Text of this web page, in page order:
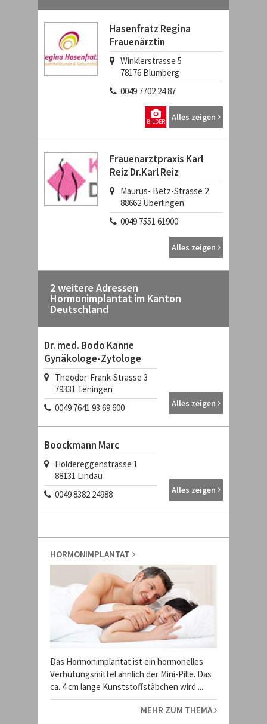
Hasenfratz Regina
Frauenärztin
Winklerstrasse 5
78176 Blumberg
0049 7702 24 87
Alles zeigen
BILDER
Frauenarztpraxis Karl
Reiz Dr.Karl Reiz
Maurus- Betz-Strasse 2
88662 Überlingen
0049 7551 61900
Alles zeigen
2 weitere Adressen
Hormonimplantat im Kanton
Deutschland
Dr. med. Bodo Kanne
Gynäkologe-Zytologe
Theodor-Frank-Strasse 3
79331 Teningen
0049 7641 93 69 600
Alles zeigen
Boockmann Marc
Holdereggenstrasse 1
88131 Lindau
0049 8382 24988
Alles zeigen
HORMONIMPLANTAT
Das Hormonimplantat ist ein hormonelles
Verhütungsmittel ähnlich der Mini-Pille. Das
ca. 4 cm lange Kunststoffstäbchen wird ...
MEHR ZUM THEMA